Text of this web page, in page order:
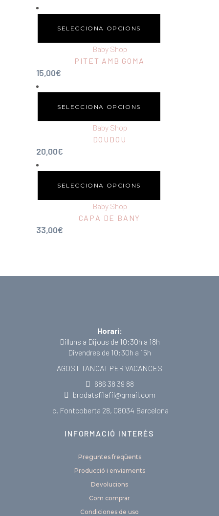
SELECCIONA OPCIONS
Baby Shop
PITET AMB GOMA
15,00€
SELECCIONA OPCIONS
Baby Shop
DOUDOU
20,00€
SELECCIONA OPCIONS
Baby Shop
CAPA DE BANY
33,00€
Horari:
Dilluns a Dijous de 10:30h a 18h
Divendres de 10:30h a 15h
AGOST TANCAT PER VACANCES
686 38 39 88
brodatsfilafil@gmail.com
c. Fontcoberta 28, 08034 Barcelona
INFORMACIÓ INTERÉS
Preguntes freqüents
Producció i enviaments
Devolucions
Com comprar
Condiciones de uso